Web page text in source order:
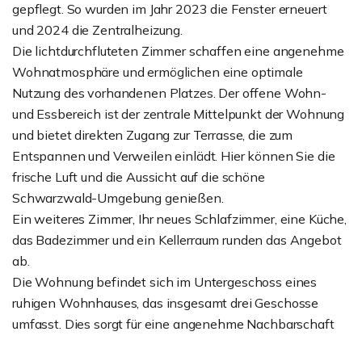
gepflegt. So wurden im Jahr 2023 die Fenster erneuert
und 2024 die Zentralheizung.
Die lichtdurchfluteten Zimmer schaffen eine angenehme
Wohnatmosphäre und ermöglichen eine optimale
Nutzung des vorhandenen Platzes. Der offene Wohn-
und Essbereich ist der zentrale Mittelpunkt der Wohnung
und bietet direkten Zugang zur Terrasse, die zum
Entspannen und Verweilen einlädt. Hier können Sie die
frische Luft und die Aussicht auf die schöne
Schwarzwald-Umgebung genießen.
Ein weiteres Zimmer, Ihr neues Schlafzimmer, eine Küche,
das Badezimmer und ein Kellerraum runden das Angebot
ab.
Die Wohnung befindet sich im Untergeschoss eines
ruhigen Wohnhauses, das insgesamt drei Geschosse
umfasst. Dies sorgt für eine angenehme Nachbarschaft